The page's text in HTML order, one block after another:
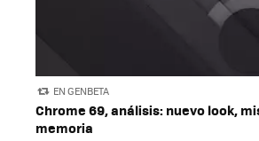
EN GENBETA
Chrome 69, análisis: nuevo look,
memoria